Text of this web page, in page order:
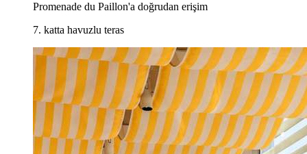
Promenade du Paillon'a doğrudan erişim
7. katta havuzlu teras